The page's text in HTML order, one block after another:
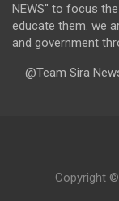
NEWS" to focus
educate them. we
and government
@Team Sira
Copyright